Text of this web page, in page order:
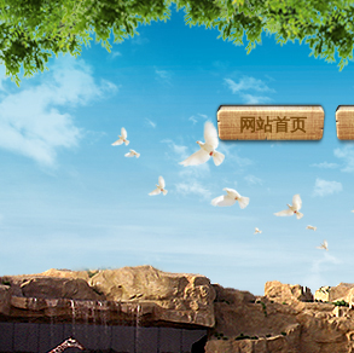
网站首页